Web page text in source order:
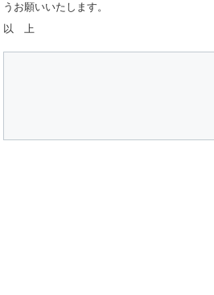
うお願いいたします。
以 上